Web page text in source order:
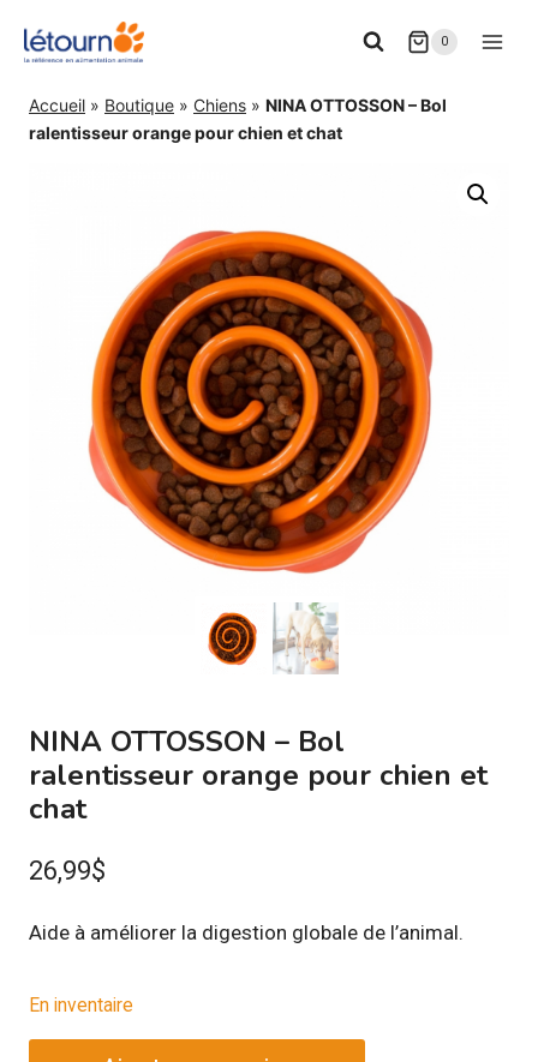
0
Accueil » Boutique » Chiens » NINA OTTOSSON – Bol
ralentisseur orange pour chien et chat
NINA OTTOSSON – Bol
ralentisseur orange pour chien et
chat
26,99$
Aide à améliorer la digestion globale de l’animal.
En inventaire